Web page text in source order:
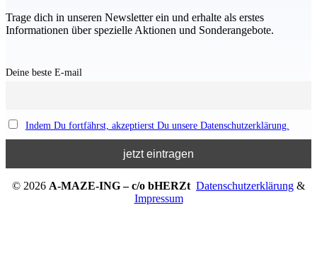
Trage dich in unseren Newsletter ein und erhalte als erstes
Informationen über spezielle Aktionen und Sonderangebote.
Deine beste E-mail
Indem Du fortfährst, akzeptierst Du unsere Datenschutzerklärung.
© 2026 A-MAZE-ING – c/o bHERZt Datenschutzerklärung &
Impressum